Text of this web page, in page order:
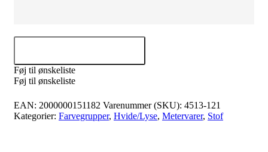
Føj til ønskeliste
Føj til ønskeliste
EAN: 2000000151182 Varenummer (SKU): 4513-121
Kategorier: Farvegrupper, Hvide/Lyse, Metervarer, Stof